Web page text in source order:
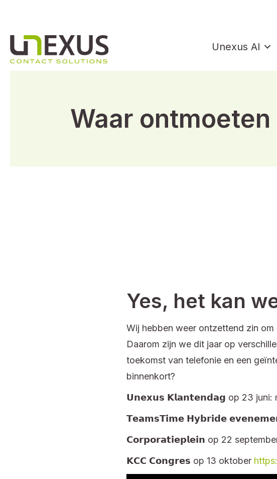
Unexus AI
Waar ontmoeten
Yes, het kan
Wij hebben weer ontzettend zin
Daarom zijn we dit jaar op
toekomst van telefonie en een
binnenkort?
𝗨𝗻𝗲𝘅𝘂𝘀 𝗞𝗹𝗮𝗻𝘁𝗲𝗻𝗱𝗮𝗴 op 23 juni:
𝗧𝗲𝗮𝗺𝘀𝗧𝗶𝗺𝗲 𝗛𝘆𝗯𝗿𝗶𝗱𝗲
𝗖𝗼𝗿𝗽𝗼𝗿𝗮𝘁𝗶𝗲𝗽𝗹𝗲𝗶𝗻 op 22
𝗞𝗖𝗖 𝗖𝗼𝗻𝗴𝗿𝗲𝘀 op 13 oktober